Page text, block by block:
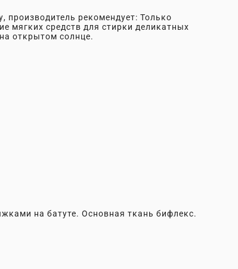
рекомендует: Только
мягких средств для стирки деликатных
открытом солнце.
на батуте. Основная ткань бифлекс.